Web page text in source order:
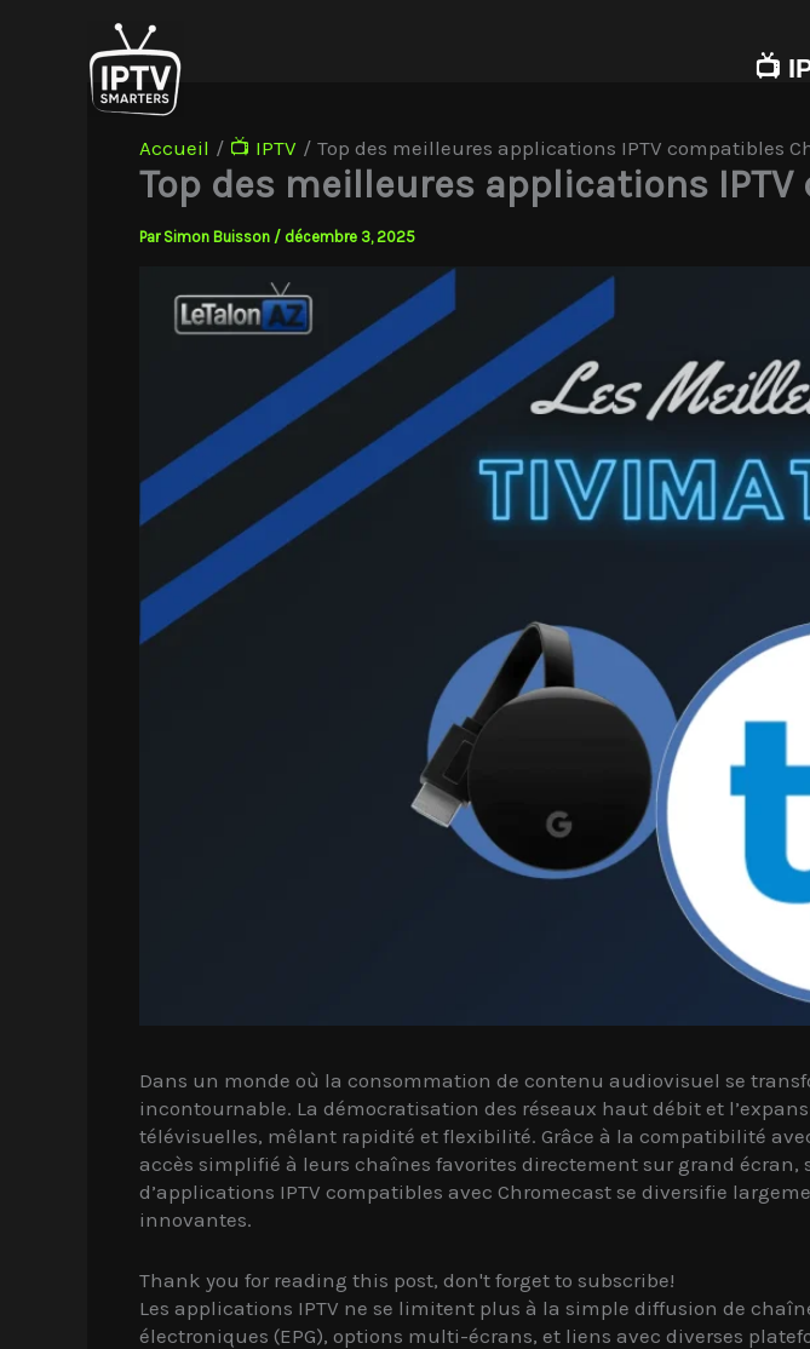
📺
Accueil 📺 IPTV Top des meilleures applications IPTV compatibles
Top des meilleures applications
Par Simon Buisson / décembre 3, 2025
Dans un monde où la consommation de contenu audiovisuel se
incontournable. La démocratisation des réseaux haut débit et
télévisuelles, mêlant rapidité et flexibilité. Grâce à la compatibilité
accès simplifié à leurs chaînes favorites directement sur grand écran,
d’applications IPTV compatibles avec Chromecast se diversifie
innovantes.
Thank you for reading this post, don't forget to subscribe!
Les applications IPTV ne se limitent plus à la simple diffusion de
électroniques (EPG), options multi-écrans, et liens avec diverses